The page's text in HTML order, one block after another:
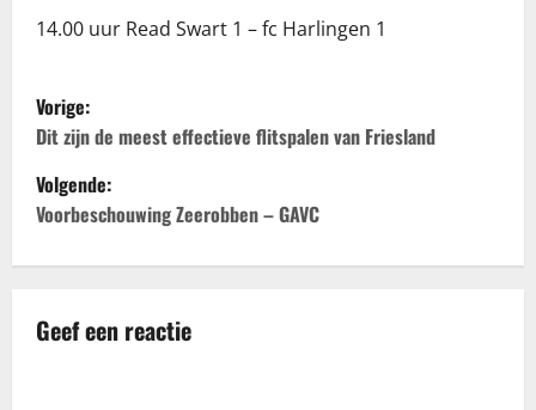
14.00 uur Read Swart 1 – fc Harlingen 1
B
e
r
h
Vorige:
Dit zijn de meest effectieve flitspalen van Friesland
Volgende:
Voorbeschouwing Zeerobben – GAVC
Geef een reactie